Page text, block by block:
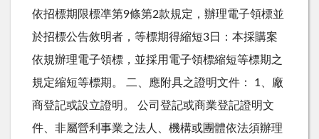
依招標期限標凖第9條第2款規定，辦理電子領標並
於招標公告敘明者，等標期得縮短3日：本採購案
依規辦理電子領標，並採用電子領標縮短等標期之
規定縮短等標期。 二、應附具之證明文件： 1、廠
商登記或設立證明。 公司登記或商業登記證明文
件、非屬營利事業之法人、機構或團體依法須辦理